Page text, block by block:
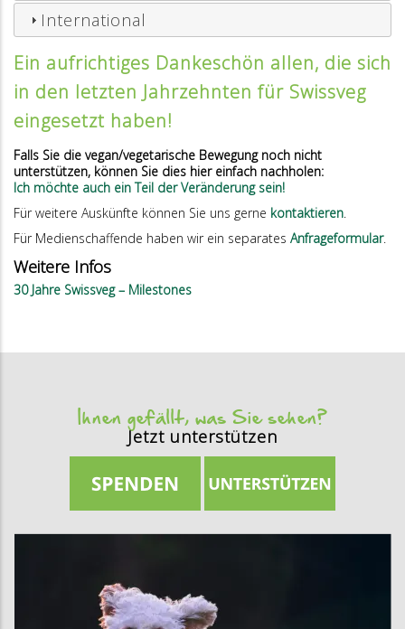
International
Ein aufrichtiges Dankeschön allen, die sich
in den letzten Jahrzehnten für Swissveg
eingesetzt haben!
Falls Sie die vegan/vegetarische Bewegung noch nicht
unterstützen, können Sie dies hier einfach nachholen:
Ich möchte auch ein Teil der Veränderung sein!
Für weitere Auskünfte können Sie uns gerne kontaktieren
Für Medienschaffende haben wir ein separates Anfrageformular.
Weitere Infos
30 Jahre Swissveg – Milestones
Ihnen gefällt, was Sie sehen?
Jetzt unterstützen